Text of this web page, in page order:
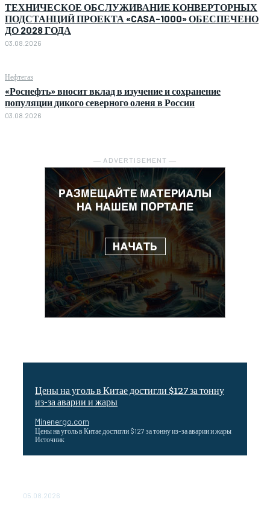
ТЕХНИЧЕСКОЕ ОБСЛУЖИВАНИЕ КОНВЕРТОРНЫХ
ПОДСТАНЦИЙ ПРОЕКТА «CASA-1000» ОБЕСПЕЧЕНО
ДО 2028 ГОДА
03.08.2026
Нефтегаз
«Роснефть» вносит вклад в изучение и сохранение
популяции дикого северного оленя в России
03.08.2026
― ADVERTISEMENT ―
Цены на уголь в Китае достигли $127 за тонну
из-за аварии и жары
Minenergo.com
Цены на уголь в Китае достигли $127 за тонну из-за аварии и жары
Источник
05.08.2026